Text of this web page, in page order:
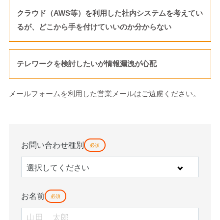
クラウド（AWS等）を利用した社内システムを考えてい
るが、どこから手を付けていいのか分からない
テレワークを検討したいが情報漏洩が心配
メールフォームを利用した営業メールはご遠慮ください。
お問い合わせ種別 必須
お名前 必須